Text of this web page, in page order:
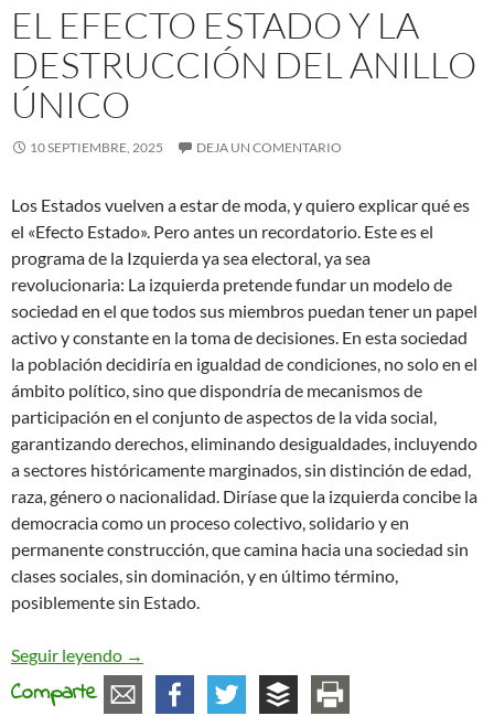
EL EFECTO ESTADO Y LA
DESTRUCCIÓN DEL ANILLO
ÚNICO
10 SEPTIEMBRE, 2025 DEJA UN COMENTARIO
Los Estados vuelven a estar de moda, y quiero explicar qué es
el «Efecto Estado». Pero antes un recordatorio. Este es el
programa de la Izquierda ya sea electoral, ya sea
revolucionaria: La izquierda pretende fundar un modelo de
sociedad en el que todos sus miembros puedan tener un papel
activo y constante en la toma de decisiones. En esta sociedad
la población decidiría en igualdad de condiciones, no solo en el
ámbito político, sino que dispondría de mecanismos de
participación en el conjunto de aspectos de la vida social,
garantizando derechos, eliminando desigualdades, incluyendo
a sectores históricamente marginados, sin distinción de edad,
raza, género o nacionalidad. Diríase que la izquierda concibe la
democracia como un proceso colectivo, solidario y en
permanente construcción, que camina hacia una sociedad sin
clases sociales, sin dominación, y en último término,
posiblemente sin Estado.
Seguir leyendo El Efecto Estado y la destrucción del Anillo Único
→
Comparte